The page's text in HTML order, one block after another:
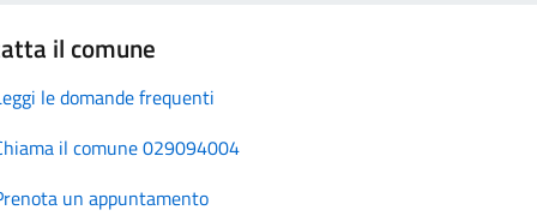
il comune
le domande frequenti
il comune 029094004
un appuntamento